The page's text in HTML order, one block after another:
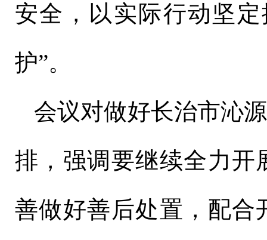
安全，以实际行动坚
护”。
会议对做好长治市沁
排，强调要继续全力开
善做好善后处置，配合